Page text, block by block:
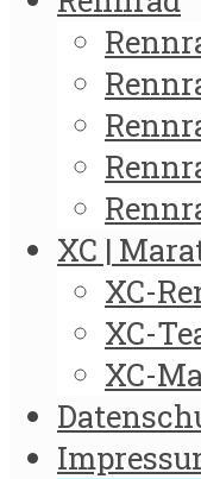
XC |
XC-
XC-
XC-